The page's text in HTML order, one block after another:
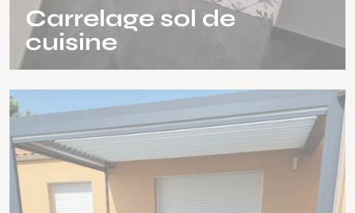
Carrelage sol de
cuisine